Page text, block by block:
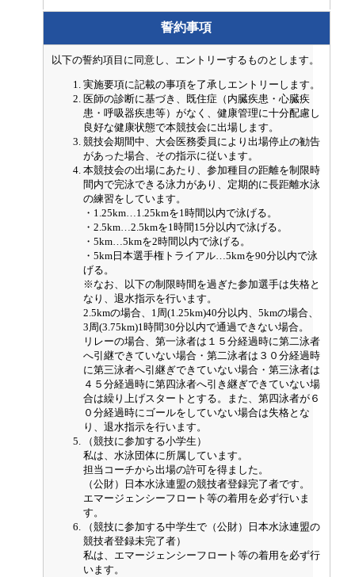
誓約事項
以下の誓約項目に同意し、エントリーするものとします。
実施要項に記載の事項を了承しエントリーします。
医師の診断に基づき、既住症（内臓疾患・心臓疾
患・呼吸器疾患等）がなく、健康管理に十分配慮し
良好な健康状態で本競技会に出場します。
競技会期間中、大会医務委員により出場停止の勧告
があった場合、その指示に従います。
本競技会の出場にあたり、参加種目の距離を制限時
間内で完泳できる泳力があり、定期的に長距離水泳
の練習をしています。
・1.25km…1.25kmを1時間以内で泳げる。
・2.5km…2.5kmを1時間15分以内で泳げる。
・5km…5kmを2時間以内で泳げる。
・5km日本選手権トライアル…5kmを90分以内で泳
げる。
※なお、以下の制限時間を過ぎた参加選手は失格と
なり、退水指示を行います。
2.5kmの場合、1周(1.25km)40分以内、5kmの場合、
3周(3.75km)1時間30分以内で通過できない場合。
リレーの場合、第一泳者は１５分経過時に第二泳者
へ引継できていない場合・第二泳者は３０分経過時
に第三泳者へ引継ぎできていない場合・第三泳者は
４５分経過時に第四泳者へ引き継ぎできていない場
合は繰り上げスタートとする。また、第四泳者が６
０分経過時にゴールをしていない場合は失格とな
り、退水指示を行います。
（競技に参加する小学生）
私は、水泳団体に所属しています。
担当コーチから出場の許可を得ました。
（公財）日本水泳連盟の競技者登録完了者です。
エマージェンシーフロート等の着用を必ず行いま
す。
（競技に参加する中学生で（公財）日本水泳連盟の
競技者登録未完了者）
私は、エマージェンシーフロート等の着用を必ず行
います。